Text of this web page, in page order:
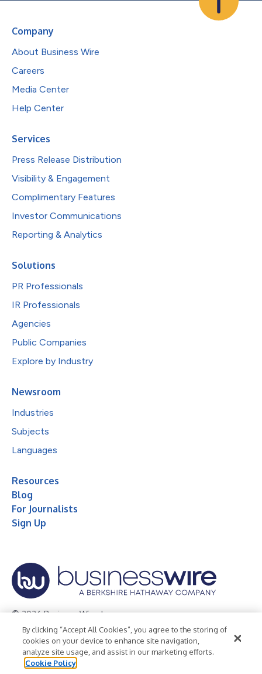
Company
About Business Wire
Careers
Media Center
Help Center
Services
Press Release Distribution
Visibility & Engagement
Complimentary Features
Investor Communications
Reporting & Analytics
Solutions
PR Professionals
IR Professionals
Agencies
Public Companies
Explore by Industry
Newsroom
Industries
Subjects
Languages
Resources
Blog
For Journalists
Sign Up
© 2026 Business Wire, Inc.
Privacy Policy Cookie Policy
Accessibility Statement
Terms of Use
Legal
By clicking “Accept All Cookies”, you agree to the storing of
cookies on your device to enhance site navigation,
analyze site usage, and assist in our marketing efforts.
Cookie Policy